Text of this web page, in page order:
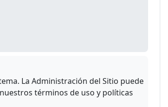
La Administración del Sitio puede
términos de uso y políticas